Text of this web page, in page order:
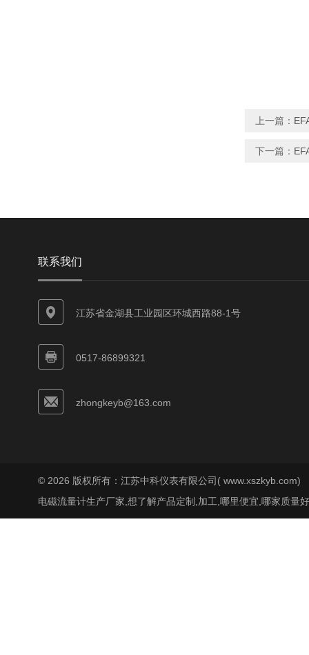
上一篇：
下一篇：
联系我们
江苏省金湖县工业园区环城西路88-1号
0517-86899321
zhongkeyb@163.com
© 2026 版权所有：江苏中科仪表有限公司( www.xszkyb.com)
电磁流量计生产厂家,想了解产品定制,加工,哪里便宜,哪家质量